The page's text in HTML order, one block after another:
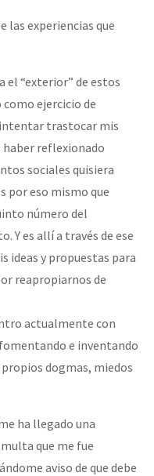
las experiencias que
el “exterior” de estos
ejercicio de
trastocar mis
haber reflexionado
sociales quisiera
por eso mismo que
número del
Y es allí a través de ese
ideas y propuestas para
reapropiarnos de
actualmente con
e inventando
dogmas, miedos
ha llegado una
que me fue
aviso de que debe